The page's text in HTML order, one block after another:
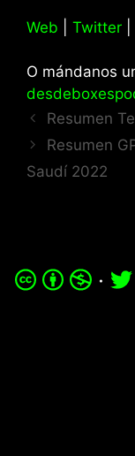
Web Twitter
O mándanos
Resumen
Resumen
Saudí 2022
·